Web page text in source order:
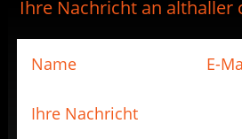
Ihre Nachricht an